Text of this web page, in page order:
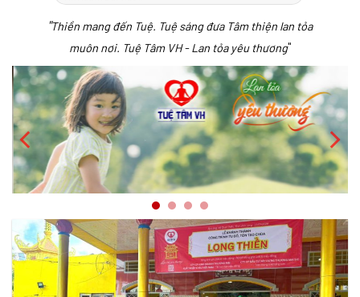
"Thiền mang đến Tuệ. Tuệ sáng đưa Tâm thiện lan tỏa
muôn nơi. Tuệ Tâm VH - Lan tỏa yêu thương"